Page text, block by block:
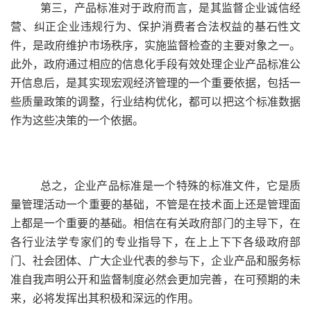
第三，产品标准对于政府而言，是其监督企业诚信经
营、纠正企业违规行为、保护消费者合法权益的基石性文
件，是政府维护市场秩序，实施监督检查的主要对象之一。
此外，政府通过相应的信息化手段有效处理企业产品标准公
开信息后，是其实现宏观经济管理的一个重要依据，包括一
些质量政策的调整，行业结构优化，都可以把这个标准数据
作为这些决策的一个依据。
总之，企业产品标准是一个特殊的标准文件，它是质
量管理活动一个重要的基础，不管是在技术面上还是管理面
上都是一个重要的基础。相信在有关政府部门的主导下，在
各行业法学专家们的专业指导下，在上上下下各级政府部
门、社会团体、广大企业代表的参与下，企业产品和服务标
准自我声明公开和监督制度必然会更加完善，在可预期的未
来，必将发挥出其积极和深远的作用。